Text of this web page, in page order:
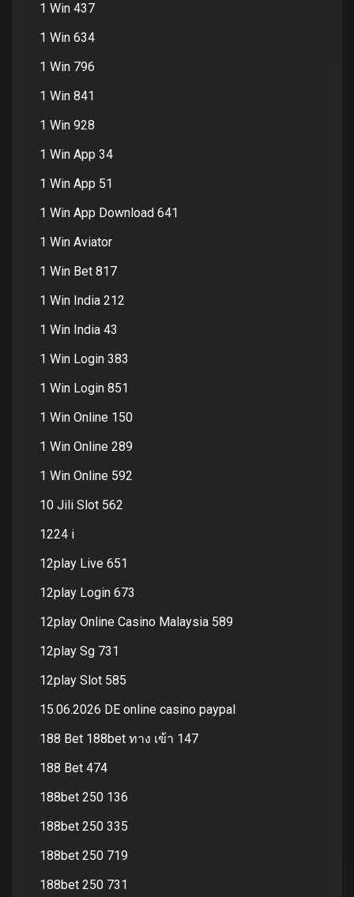
1 Win 437
1 Win 634
1 Win 796
1 Win 841
1 Win 928
1 Win App 34
1 Win App 51
1 Win App Download 641
1 Win Aviator
1 Win Bet 817
1 Win India 212
1 Win India 43
1 Win Login 383
1 Win Login 851
1 Win Online 150
1 Win Online 289
1 Win Online 592
10 Jili Slot 562
1224 i
12play Live 651
12play Login 673
12play Online Casino Malaysia 589
12play Sg 731
12play Slot 585
15.06.2026 DE online casino paypal
188 Bet 188bet ทาง เข้า 147
188 Bet 474
188bet 250 136
188bet 250 335
188bet 250 719
188bet 250 731